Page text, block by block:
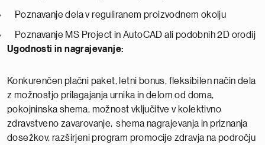
Poznavanje dela v reguliranem proizvodnem okolju
Poznavanje MS Project in AutoCAD ali podobnih 2D orodij
Ugodnosti in nagrajevanje:
Konkurenčen plačni paket, letni bonus, fleksibilen način dela
z možnostjo prilagajanja urnika in delom od doma,
pokojninska shema, možnost vključitve v kolektivno
zdravstveno zavarovanje, shema nagrajevanja in priznanja
dosežkov, razširjeni program promocije zdravja na področju